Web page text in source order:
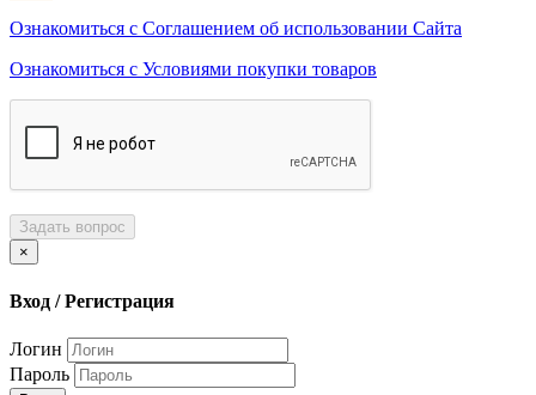
Ознакомиться с Соглашением об использовании Сайта
Ознакомиться с Условиями покупки товаров
Задать вопрос
×
Вход / Регистрация
Логин
Пароль